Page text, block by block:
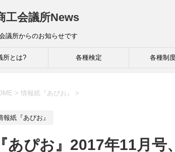
工会議所News
議所からのお知らせです
所とは? 各種検定 各種制
> 情報紙『あぴお』 >
報紙『あぴお』
『あぴお』2017年11月